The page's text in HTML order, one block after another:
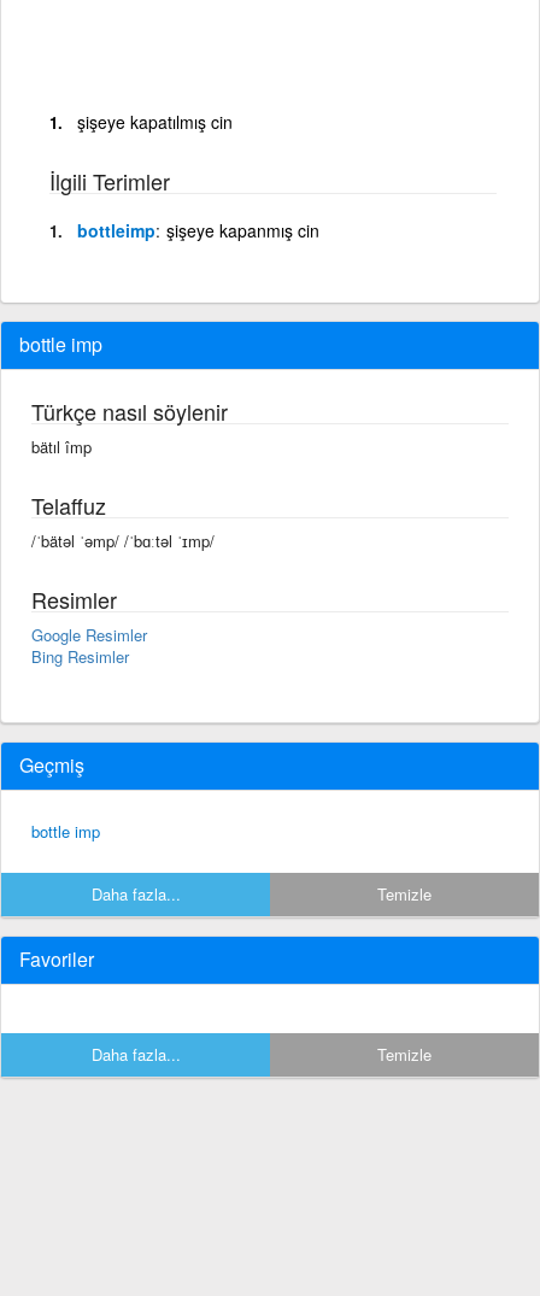
şişeye kapatılmış cin
İlgili Terimler
bottleimp şişeye kapanmış cin
bottle imp
Türkçe nasıl söylenir
bätıl împ
Telaffuz
/ˈbätəl ˈəmp/ /ˈbɑːtəl ˈɪmp/
Resimler
Google Resimler
Bing Resimler
Geçmiş
bottle imp
Daha fazla... Temizle
Favoriler
Daha fazla... Temizle